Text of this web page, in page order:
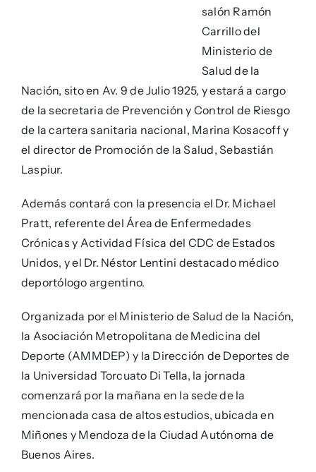
salón Ramón
Carrillo del
Ministerio de
Salud de la
Nación, sito en Av. 9 de Julio 1925, y estará a cargo
de la secretaria de Prevención y Control de Riesgo
de la cartera sanitaria nacional, Marina Kosacoff y
el director de Promoción de la Salud, Sebastián
Laspiur.
Además contará con la presencia el Dr. Michael
Pratt, referente del Área de Enfermedades
Crónicas y Actividad Física del CDC de Estados
Unidos, y el Dr. Néstor Lentini destacado médico
deportólogo argentino.
Organizada por el Ministerio de Salud de la Nación,
la Asociación Metropolitana de Medicina del
Deporte (AMMDEP) y la Dirección de Deportes de
la Universidad Torcuato Di Tella, la jornada
comenzará por la mañana en la sede de la
mencionada casa de altos estudios, ubicada en
Miñones y Mendoza de la Ciudad Autónoma de
Buenos Aires.